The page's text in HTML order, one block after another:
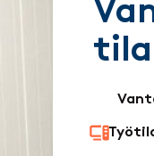
tila